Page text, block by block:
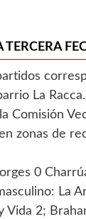
TERCERA
La Racca.
Comisión
zonas de
0
La
Vida 2;